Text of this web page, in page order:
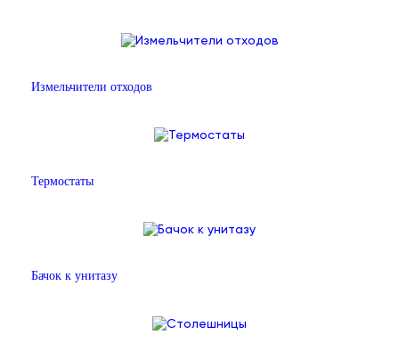
Измельчители отходов
Термостаты
Бачок к унитазу